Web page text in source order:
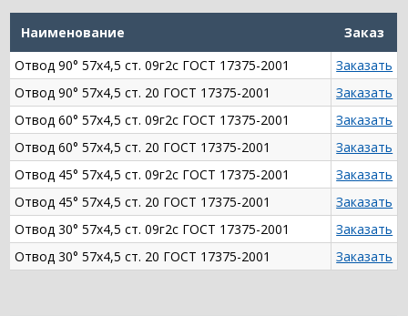
Наименование
Заказ
Отвод 90° 57х4,5 ст. 09г2с ГОСТ 17375-2001
Заказать
Отвод 90° 57х4,5 ст. 20 ГОСТ 17375-2001
Заказать
Отвод 60° 57х4,5 ст. 09г2с ГОСТ 17375-2001
Заказать
Отвод 60° 57х4,5 ст. 20 ГОСТ 17375-2001
Заказать
Отвод 45° 57х4,5 ст. 09г2с ГОСТ 17375-2001
Заказать
Отвод 45° 57х4,5 ст. 20 ГОСТ 17375-2001
Заказать
Отвод 30° 57х4,5 ст. 09г2с ГОСТ 17375-2001
Заказать
Отвод 30° 57х4,5 ст. 20 ГОСТ 17375-2001
Заказать